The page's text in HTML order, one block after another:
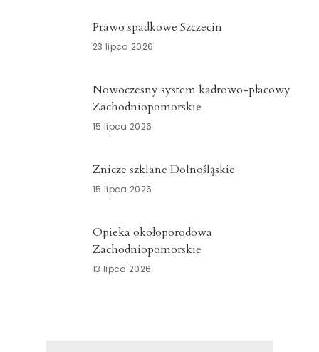
Prawo spadkowe Szczecin
23 lipca 2026
Nowoczesny system kadrowo-płacowy
Zachodniopomorskie
15 lipca 2026
Znicze szklane Dolnośląskie
15 lipca 2026
Opieka okołoporodowa
Zachodniopomorskie
13 lipca 2026